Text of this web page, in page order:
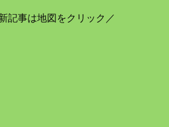
記事は地図をクリック／